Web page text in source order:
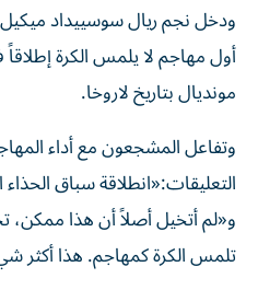
ودخل نجم ريال سوسييداد ميكيل
مونديال بتاريخ لاروخا.
وتفاعل المشجعون مع أداء
التعليقات:«انطلاقة سباق
تلمس الكرة كمهاجم. هذا أكثر